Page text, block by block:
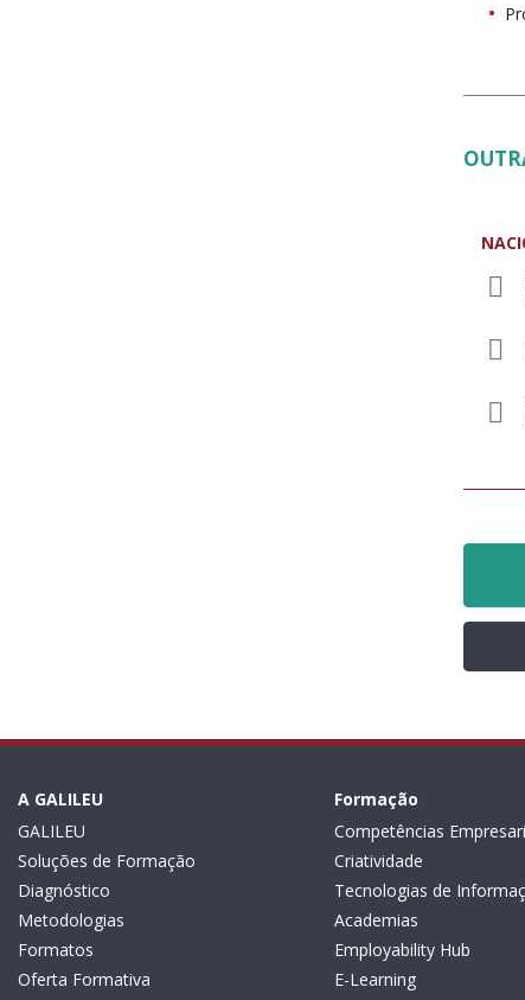
A GALILEU
GALILEU
Soluções de Formação
Diagnóstico
Metodologias
Formatos
Oferta Formativa
Formação
Competências
Criatividade
Tecnologias de
Academias
Employability Hub
E-Learning